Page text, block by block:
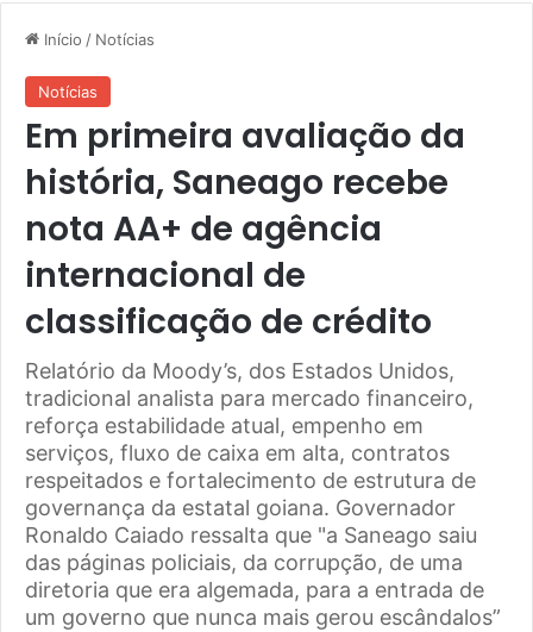
Início / Notícias
Notícias
Em primeira avaliação da
história, Saneago recebe
nota AA+ de agência
internacional de
classificação de crédito
Relatório da Moody’s, dos Estados Unidos,
tradicional analista para mercado financeiro,
reforça estabilidade atual, empenho em
serviços, fluxo de caixa em alta, contratos
respeitados e fortalecimento de estrutura de
governança da estatal goiana. Governador
Ronaldo Caiado ressalta que "a Saneago saiu
das páginas policiais, da corrupção, de uma
diretoria que era algemada, para a entrada de
um governo que nunca mais gerou escândalos”